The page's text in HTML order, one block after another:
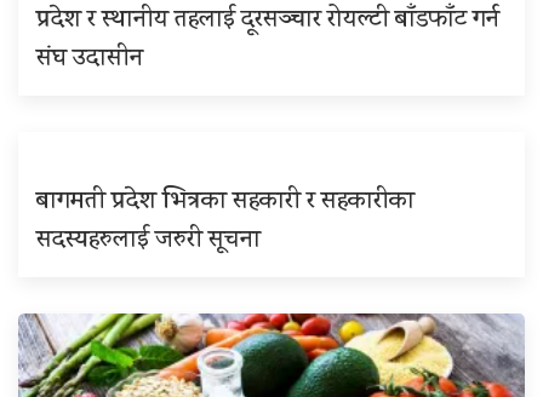
प्रदेश र स्थानीय तहलाई दूरसञ्चार रोयल्टी बाँडफाँट गर्न
संघ उदासीन
बागमती प्रदेश भित्रका सहकारी र सहकारीका
सदस्यहरुलाई जरुरी सूचना